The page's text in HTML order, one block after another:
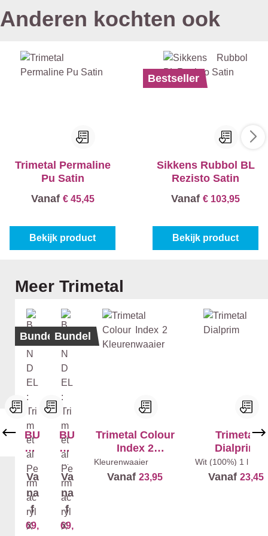
Anderen kochten ook
Trimetal Permaline
Pu Satin
Vanaf € 45,45
Bekijk product
Bestseller
Sikkens Rubbol BL
Rezisto Satin
Vanaf € 103,95
Bekijk product
Productgalerij overslaan
Meer Trimetal
Bundel
BU
ND
EL
:
Tri
me
tal
Pe
Va
na
f
69,
Bundel
BU
ND
EL
:
Tri
me
tal
Pe
(10
0%)
1 l
+ 1
Va
na
f
69,
Trimetal Colour
Index 2
Kleurenwaaier
Kleurenwaaier
Vanaf 23,95
Trimetal
Dialprim
Wit (100%) 1 l
Vanaf 23,45